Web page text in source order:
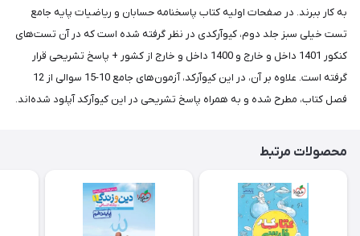
به کار ببرند. در صفحات اولیه کتاب پاسخنامه حسابان و ریاضیات پایه جامع
تست خیلی سبز جلد دوم، کیوآرکدی در نظر گرفته شده است که در آن تست‌های
کنکور 1401 داخل و خارج و 1400 داخل و خارج از کشور + پاسخ تشریحی قرار
گرفته است. علاوه بر آن، در این کیوآرکد، آزمون‌های جامع 10-15 سوالی از 12
فصل کتاب، مطرح شده و به همراه پاسخ تشریحی در این کیوآرکد آپلود شده‌اند.
محصولات مرتبط